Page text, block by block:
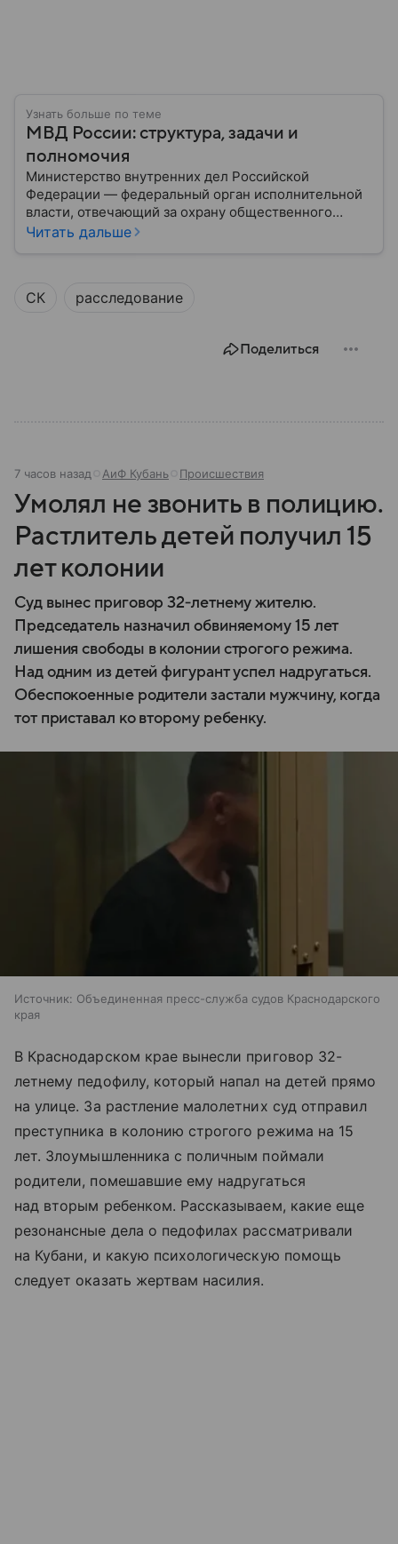
Узнать больше по теме
МВД России: структура, задачи и
полномочия
Министерство внутренних дел Российской
Федерации — федеральный орган исполнительной
власти, отвечающий за охрану общественного
порядка, борьбу с преступностью, обеспечение
России, какие задачи выполняет министерство, как
Читать дальше
СК расследование
Поделиться
7 часов назад АиФ Кубань Происшествия
Умолял не звонить в полицию.
Растлитель детей получил 15
лет колонии
Суд вынес приговор 32‑летнему жителю.
Председатель назначил обвиняемому 15 лет
лишения свободы в колонии строгого режима.
Над одним из детей фигурант успел надругаться.
Обеспокоенные родители застали мужчину, когда
тот приставал ко второму ребенку.
Источник: Объединенная пресс-служба судов Краснодарского
края
В Краснодарском крае вынесли приговор 32-
летнему педофилу, который напал на детей прямо
на улице. За растление малолетних суд отправил
преступника в колонию строгого режима на 15
лет. Злоумышленника с поличным поймали
родители, помешавшие ему надругаться
над вторым ребенком. Рассказываем, какие еще
резонансные дела о педофилах рассматривали
на Кубани, и какую психологическую помощь
следует оказать жертвам насилия.